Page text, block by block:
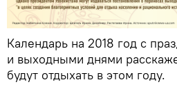
Календарь на 2018 год с
и выходными днями
будут отдыхать в этом году.